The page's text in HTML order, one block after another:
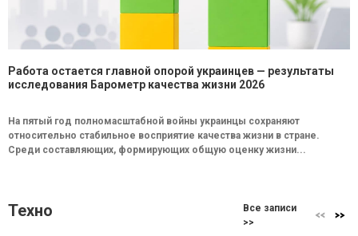
Работа остается главной опорой украинцев — результаты
исследования Барометр качества жизни 2026
На пятый год полномасштабной войны украинцы сохраняют
относительно стабильное восприятие качества жизни в стране.
Среди составляющих, формирующих общую оценку жизни...
Техно
Все записи
>>